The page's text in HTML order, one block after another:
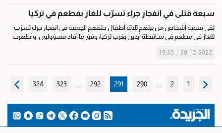
سبعة قتلى في انفجار جراء تسرّب للغاز بمطعم في تركيا
لقي سبعة أشخاص من بينهم ثلاثة أطفال حتفهم الجمعة في انفجار جراء تسرّب
للغاز في مطعم في محافظة أيدين بغرب تركيا، وفق ما أفاد مسؤولون. وأظهرت
نوافذه...
30-12-2022 | 19:35
1
2
290
291
292
323
324